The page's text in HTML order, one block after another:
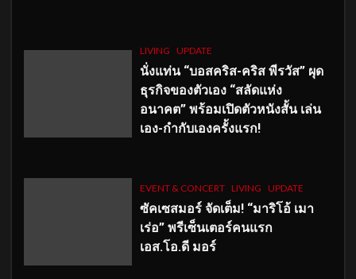
LIVING UPDATE
นั่งแท่น “บอสคริส-คริส พีรวัส” ผุด
ธุรกิจของตัวเอง “สลัดแห่ง
อนาคต” พร้อมเปิดตัวหนังสั้น เล่น
เอง-กำกับเองครั้งแรก!
EVENT & CONCERT LIVING UPDATE
ซัคเซสมอร์ จัดเต็ม! “มาริโอ้ เมา
เร่อ” พรีเซ็นเตอร์คนแรก
เอส.โอ.ดี มอร์